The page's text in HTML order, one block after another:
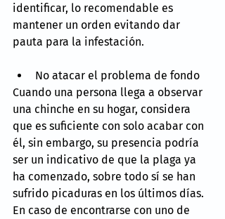
identificar, lo recomendable es
mantener un orden evitando dar
pauta para la infestación.
No atacar el problema de fondo
Cuando una persona llega a observar
una chinche en su hogar, considera
que es suficiente con solo acabar con
él, sin embargo, su presencia podría
ser un indicativo de que la plaga ya
ha comenzado, sobre todo sí se han
sufrido picaduras en los últimos días.
En caso de encontrarse con uno de